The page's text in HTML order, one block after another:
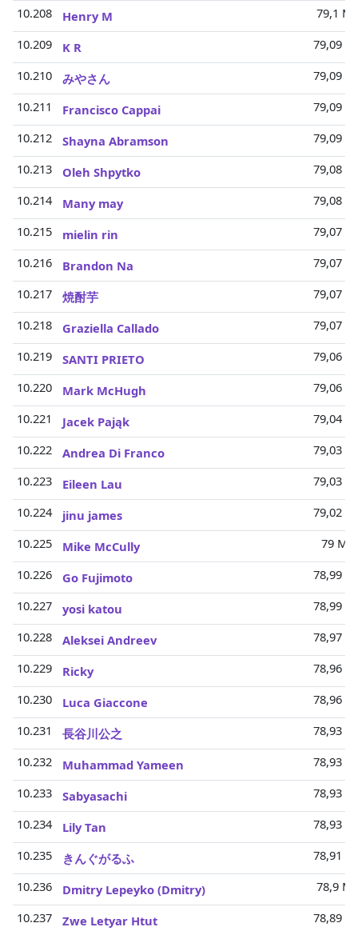
10.208 Henry M
79,1
10.209
K R
79,09
10.210
みやさん
79,09
10.211
Francisco Cappai
79,09
10.212
Shayna Abramson
79,09
10.213
Oleh Shpytko
79,08
10.214
Many may
79,08
10.215
mielin rin
79,07
10.216
Brandon Na
79,07
10.217
焼酎芋
79,07
10.218
Graziella Callado
79,07
10.219
SANTI PRIETO
79,06
10.220
Mark McHugh
79,06
10.221
Jacek Pająk
79,04
10.222
Andrea Di Franco
79,03
10.223
Eileen Lau
79,03
10.224
jinu james
79,02
10.225
Mike McCully
79
10.226
Go Fujimoto
78,99
10.227
yosi katou
78,99
10.228
Aleksei Andreev
78,97
10.229
Ricky
78,96
10.230
Luca Giaccone
78,96
10.231
長谷川公之
78,93
10.232
Muhammad Yameen
78,93
10.233
Sabyasachi
78,93
10.234
Lily Tan
78,93
10.235
きんぐがるふ
78,91
10.236
Dmitry Lepeyko (Dmitry)
78,9
10.237
Zwe Letyar Htut
78,89